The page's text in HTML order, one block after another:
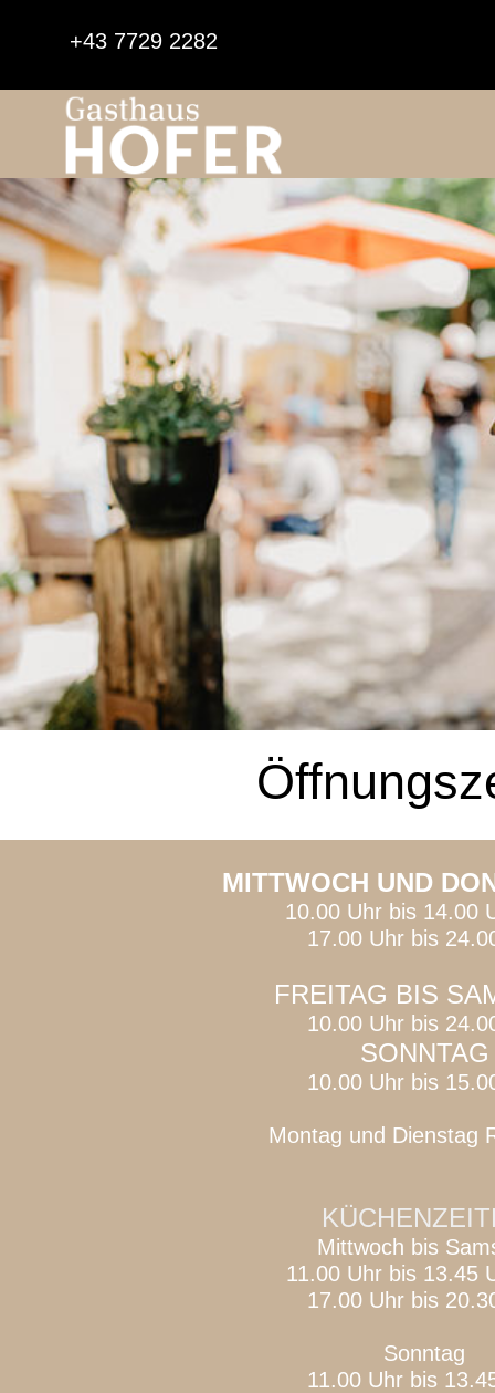
+43 7729 2282
MITTWOCH UND
10.00 Uhr bis 14.00
17.00 Uhr bis
FREITAG BIS
10.00 Uhr bis
SONNTAG
10.00 Uhr bis
Montag und Dienstag
Mittwoch bis
11.00 Uhr bis 13.45
17.00 Uhr bis
Sonntag
11.00 Uhr bis